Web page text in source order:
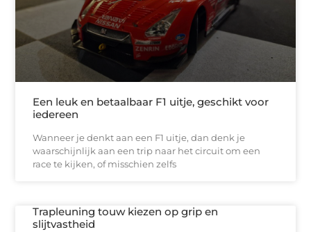
Een leuk en betaalbaar F1 uitje, geschikt voor
iedereen
Wanneer je denkt aan een F1 uitje, dan denk je
waarschijnlijk aan een trip naar het circuit om een
race te kijken, of misschien zelfs
Trapleuning touw kiezen op grip en
slijtvastheid